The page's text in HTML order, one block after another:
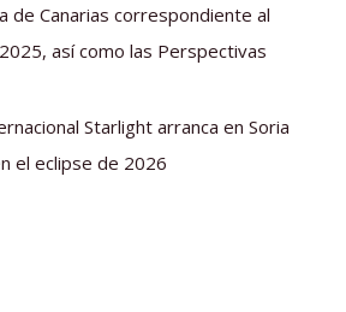
de Canarias correspondiente al
así como las Perspectivas
Starlight arranca en Soria
el eclipse de 2026